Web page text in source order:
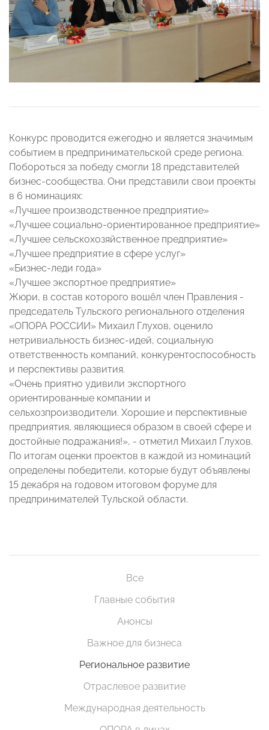
Конкурс проводится ежегодно и является значимым
событием в предпринимательской среде региона.
Побороться за победу смогли 18 представителей
бизнес-сообщества. Они представили свои проекты
в 6 номинациях:
«Лучшее производственное предприятие»
«Лучшее социально-ориентированное предприятие»
«Лучшее сельскохозяйственное предприятие»
«Лучшее предприятие в сфере услуг»
«Бизнес-леди года»
«Лучшее экспортное предприятие»
Жюри, в состав которого вошёл член Правления -
председатель Тульского регионального отделения
«ОПОРА РОССИИ» Михаил Глухов, оценило
нетривиальность бизнес-идей, социальную
ответственность компаний, конкурентоспособность
и перспективы развития.
«Очень приятно удивили экспортного
ориентированные компании и
сельхозпроизводители. Хорошие и перспективные
предприятия, являющиеся образом в своей сфере и
достойные подражания!», - отметил Михаил Глухов.
По итогам оценки проектов в каждой из номинаций
определены победители, которые будут объявлены
15 декабря на годовом итоговом форуме для
предпринимателей Тульской области.
Все
Главные события
Анонсы
Важное для бизнеса
Региональное развитие
Отраслевое развитие
Международная деятельность